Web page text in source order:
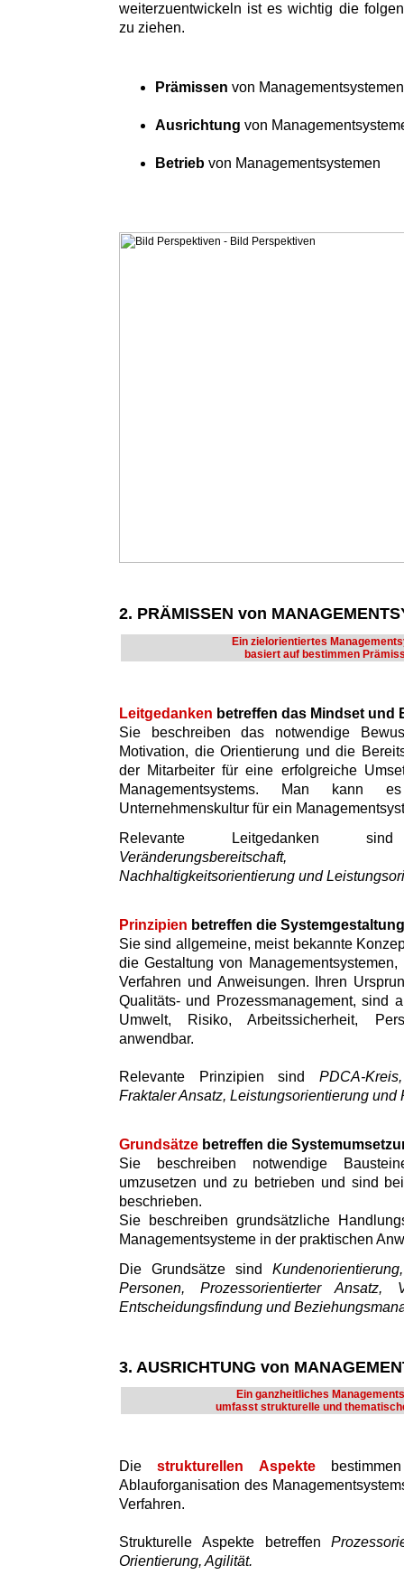
weiterzuentwickeln ist es wichtig die
zu ziehen.
Prämissen von Managementsystemen
Ausrichtung von
Betrieb von Managementsystemen
2. PRÄMISSEN von
Ein zielorientiertes
basiert auf bestimmen
Leitgedanken betreffen das Mindset und
Sie beschreiben das notwendige
Motivation, die Orientierung und die
der Mitarbeiter für eine erfolgreiche
Managementsystems. Man kann
Unternehmenskultur für ein
Relevante Leitgedanken
Veränderungsbereitschaft,
Nachhaltigkeitsorientierung und
Prinzipien betreffen die Systemgestaltung
Sie sind allgemeine, meist bekannte
die Gestaltung von
Verfahren und Anweisungen. Ihren
Qualitäts- und Prozessmanagement, sind
Umwelt, Risiko, Arbeitssicherheit,
anwendbar.
Relevante Prinzipien sind PDCA-
Fraktaler Ansatz, Leistungsorientierung und
Grundsätze betreffen die
Sie beschreiben notwendige
umzusetzen und zu betrieben und sind
beschrieben.
Sie beschreiben grundsätzliche
Managementsysteme in der praktischen
Die Grundsätze sind
Personen, Prozessorientierter Ansatz,
Entscheidungsfindung und
3. AUSRICHTUNG von
Ein ganzheitliches
umfasst strukturelle und
Diestrukturellen Aspekte
Ablauforganisation des
Verfahren.
Strukturelle Aspekte betreffen
Orientierung, Agilität.